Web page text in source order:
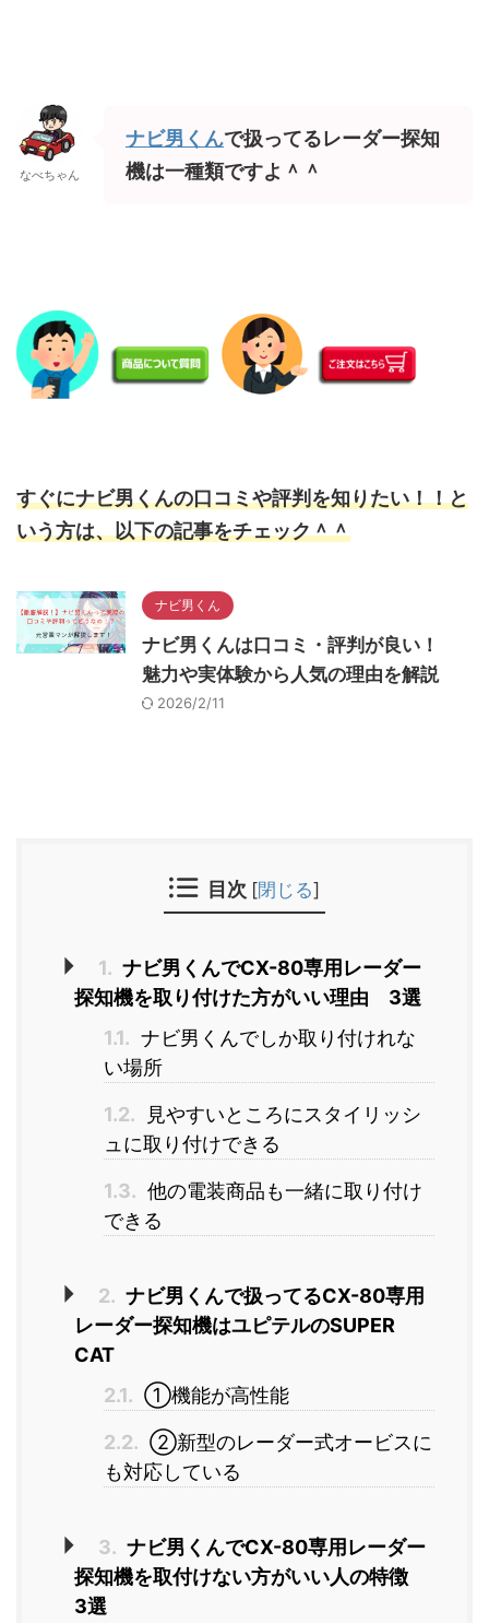
なべちゃん
ナビ男くんで扱ってるレーダー探知
機は一種類ですよ＾＾
すぐにナビ男くんの口コミや評判を知りたい！！と
いう方は、以下の記事をチェック＾＾
ナビ男くん
ナビ男くんは口コミ・評判が良い！
魅力や実体験から人気の理由を解説
2026/2/11
目次 [閉じる]
1. ナビ男くんでCX-80専用レーダー
探知機を取り付けた方がいい理由 3選
1.1. ナビ男くんでしか取り付けれな
い場所
1.2.
見やすいところにスタイリッシ
ュに取り付けできる
1.3. 他の電装商品も一緒に取り付け
できる
2. ナビ男くんで扱ってるCX-80専用
レーダー探知機はユピテルのSUPER
CAT
2.1. ①機能が高性能
2.2. ②新型のレーダー式オービスに
も対応している
3. ナビ男くんでCX-80専用レーダー
探知機を取付けない方がいい人の特徴
3選